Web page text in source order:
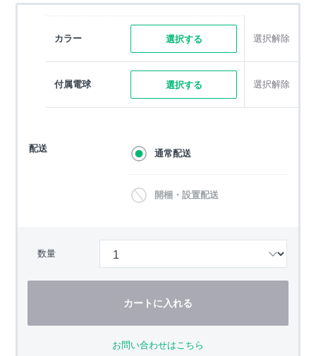
カラー 選択する 選択解除
付属電球 選択する 選択解除
配送 通常配送
開梱・設置配送
数量
カートに入れる
お問い合わせはこちら